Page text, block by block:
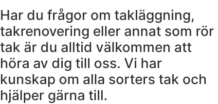
Har du frågor om takläggning,
takrenovering eller annat som rör
tak är du alltid välkommen att
höra av dig till oss. Vi har
kunskap om alla sorters tak och
hjälper gärna till.